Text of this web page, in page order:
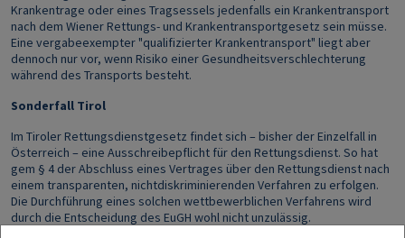
Krankentrage oder eines Tragsessels jedenfalls ein Krankentransport
nach dem Wiener Rettungs- und Krankentransportgesetz sein müsse.
Eine vergabeexempter "qualifizierter Krankentransport" liegt aber
dennoch nur vor, wenn Risiko einer Gesundheitsverschlechterung
während des Transports besteht.
Sonderfall Tirol
Im Tiroler Rettungsdienstgesetz findet sich – bisher der Einzelfall in
Österreich – eine Ausschreibepflicht für den Rettungsdienst. So hat
gem § 4 der Abschluss eines Vertrages über den Rettungsdienst nach
einem transparenten, nichtdiskriminierenden Verfahren zu erfolgen.
Die Durchführung eines solchen wettbewerblichen Verfahrens wird
durch die Entscheidung des EuGH wohl nicht unzulässig.